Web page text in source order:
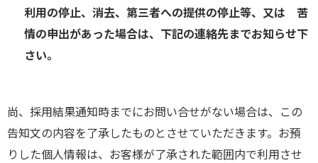
利用の停止、消去、第三者への提供の停止等、又は 苦
情の申出があった場合は、下記の連絡先までお知らせ下
さい。
尚、採用結果通知時までにお問い合せがない場合は、この
告知文の内容を了承したものとさせていただきます。お預
りした個人情報は、お客様が了承された範囲内で利用させ